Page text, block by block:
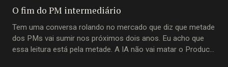
O fim do PM intermediário
Tem uma conversa rolando no mercado que diz que metade
dos PMs vai sumir nos próximos dois anos. Eu acho que
essa leitura está pela metade. A IA não vai matar o Product